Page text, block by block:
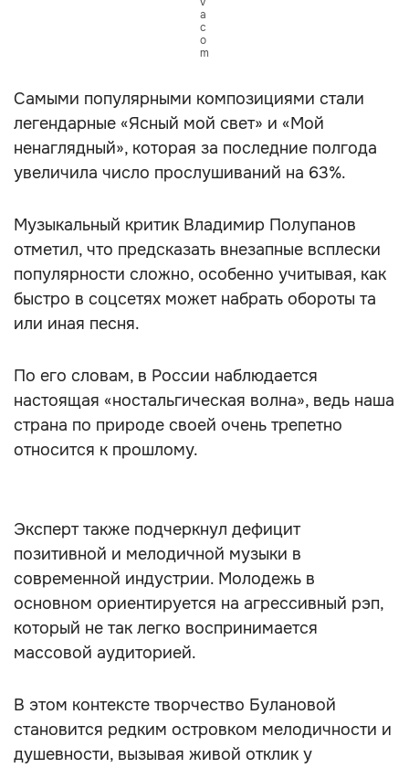
a
c
o
m
Самыми популярными композициями стали
легендарные «Ясный мой свет» и «Мой
ненаглядный», которая за последние полгода
увеличила число прослушиваний на 63%.
Музыкальный критик Владимир Полупанов
отметил, что предсказать внезапные всплески
популярности сложно, особенно учитывая, как
быстро в соцсетях может набрать обороты та
или иная песня.
По его словам, в России наблюдается
настоящая «ностальгическая волна», ведь наша
страна по природе своей очень трепетно
относится к прошлому.
Эксперт также подчеркнул дефицит
позитивной и мелодичной музыки в
современной индустрии. Молодежь в
основном ориентируется на агрессивный рэп,
который не так легко воспринимается
массовой аудиторией.
В этом контексте творчество Булановой
становится редким островком мелодичности и
душевности, вызывая живой отклик у